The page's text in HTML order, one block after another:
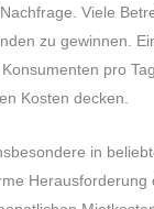
Viele
zu gewinnen.
pro
Kosten decken.
in
Herausforderung